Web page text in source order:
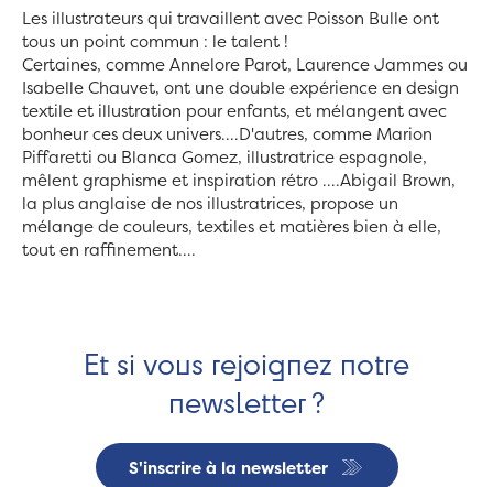
Les illustrateurs qui travaillent avec Poisson Bulle ont
tous un point commun : le talent !
Certaines, comme Annelore Parot, Laurence Jammes ou
Isabelle Chauvet, ont une double expérience en design
textile et illustration pour enfants, et mélangent avec
bonheur ces deux univers....D'autres, comme Marion
Piffaretti ou Blanca Gomez, illustratrice espagnole,
mêlent graphisme et inspiration rétro ....Abigail Brown,
la plus anglaise de nos illustratrices, propose un
mélange de couleurs, textiles et matières bien à elle,
tout en raffinement....
Et si vous rejoignez notre
newsletter ?
S'inscrire à la newsletter